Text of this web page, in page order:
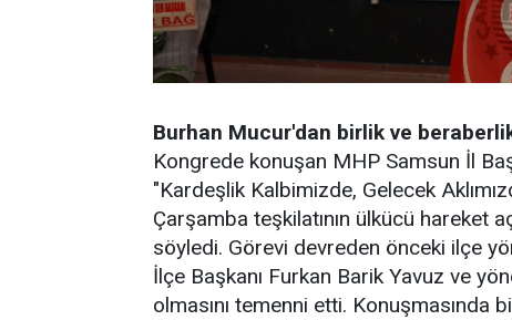
Burhan Mucur'dan birlik ve
Kongrede konuşan MHP Samsun İl
"Kardeşlik Kalbimizde, Gelecek
Çarşamba teşkilatının ülkücü hareket
söyledi. Görevi devreden önceki ilçe
İlçe Başkanı Furkan Barik Yavuz ve
olmasını temenni etti.